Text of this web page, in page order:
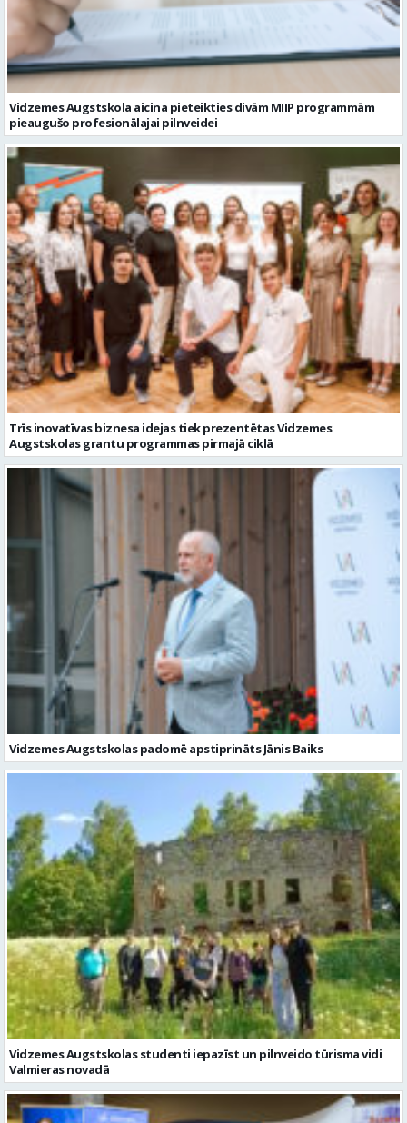
Vidzemes Augstskola aicina pieteikties divām MIIP programmām
pieaugušo profesionālajai pilnveidei
Trīs inovatīvas biznesa idejas tiek prezentētas Vidzemes
Augstskolas grantu programmas pirmajā ciklā
Vidzemes Augstskolas padomē apstiprināts Jānis Baiks
Vidzemes Augstskolas studenti iepazīst un pilnveido tūrisma vidi
Valmieras novadā